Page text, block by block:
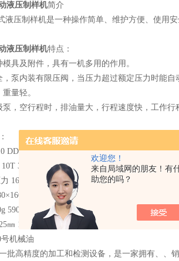
欢迎您！
来自局域网的朋友！有
助您的吗？
液压制样机简介
液压制样机是一种操作简单、维护方便、使用
液压制样机特点：
模具及附件，具有一机多用的作用。
，泵内装有限压阀，当压力超过额定压力时能自
量轻。
泵，空行程时，排油量大，行程速度快，工作行
DDJ-30 DDJ-50
30T 50T
16Mpa 25Mpa 25Mpa
200×200 200×200
5900g 10000g
㎜ 125㎜ 150㎜
机械油
批高精度的加工和检测设备，是一家拥有、、